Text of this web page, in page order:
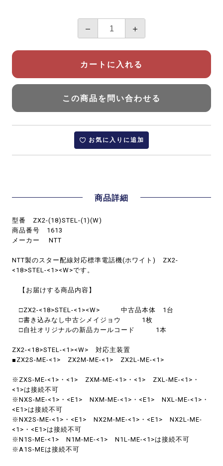
カートに入れる
この商品を問い合わせる
お気に入りに追加
商品詳細
型番 ZX2-(18)STEL-(1)(W)
商品番号 1613
メーカー NTT
NTT製のスター配線対応標準電話機(ホワイト) ZX2-
<18>STEL-<1><W>です。
【お届けする商品内容】
□ZX2-<18>STEL-<1><W> 中古品本体 1台
□書き込みなし中古シメイジョウ 1枚
□自社オリジナルの新品カールコード 1本
ZX2-<18>STEL-<1><W> 対応主装置
■ZX2S-ME-<1> ZX2M-ME-<1> ZX2L-ME-<1>
※ZXS-ME-<1>・<1> ZXM-ME-<1>・<1> ZXL-ME-<1>・
<1>は接続不可
※NXS-ME-<1>・<E1> NXM-ME-<1>・<E1> NXL-ME-<1>・
<E1>は接続不可
※NX2S-ME-<1>・<E1> NX2M-ME-<1>・<E1> NX2L-ME-
<1>・<E1>は接続不可
※N1S-ME-<1> N1M-ME-<1> N1L-ME-<1>は接続不可
※A1S-MEは接続不可